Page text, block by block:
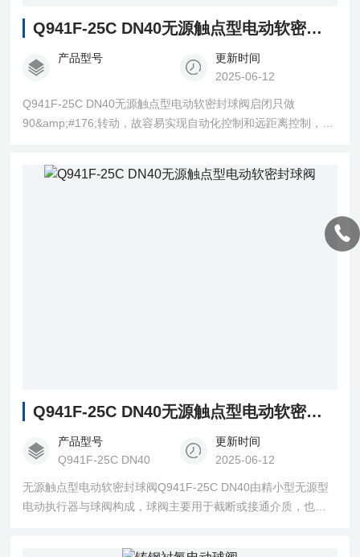
Q941F-25C DN40无源触点型电动软密封球阀
产品型号
更新时间
2025-06-12
Q941F-25C DN40无源触点型电动软密封球阀启闭只做
90&amp;#176;转动，故容易实现自动化控制和远距离控制，球
线通球。密封性能好。球阀阀座密封圈一般采用聚四氟乙烯等
Q941F-25C DN40无源触点型电动软密封球阀
产品型号
Q941F-25C DN40
更新时间
2025-06-12
无源触点型电动软密封球阀Q941F-25C DN40由精小型无源型
电动执行器与球阀构成，球阀主要用于截断或接通介质，也可